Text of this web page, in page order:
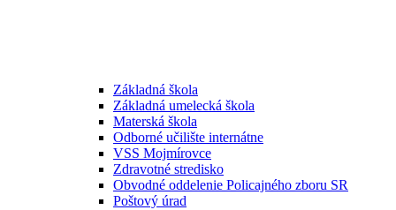
Základná škola
Základná umelecká škola
Materská škola
Odborné učilište internátne
VSS Mojmírovce
Zdravotné stredisko
Obvodné oddelenie Policajného zboru SR
Poštový úrad